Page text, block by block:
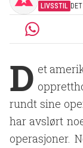
LIVSSTIL
D et
rundt sine
har avslørt
operasjoner.